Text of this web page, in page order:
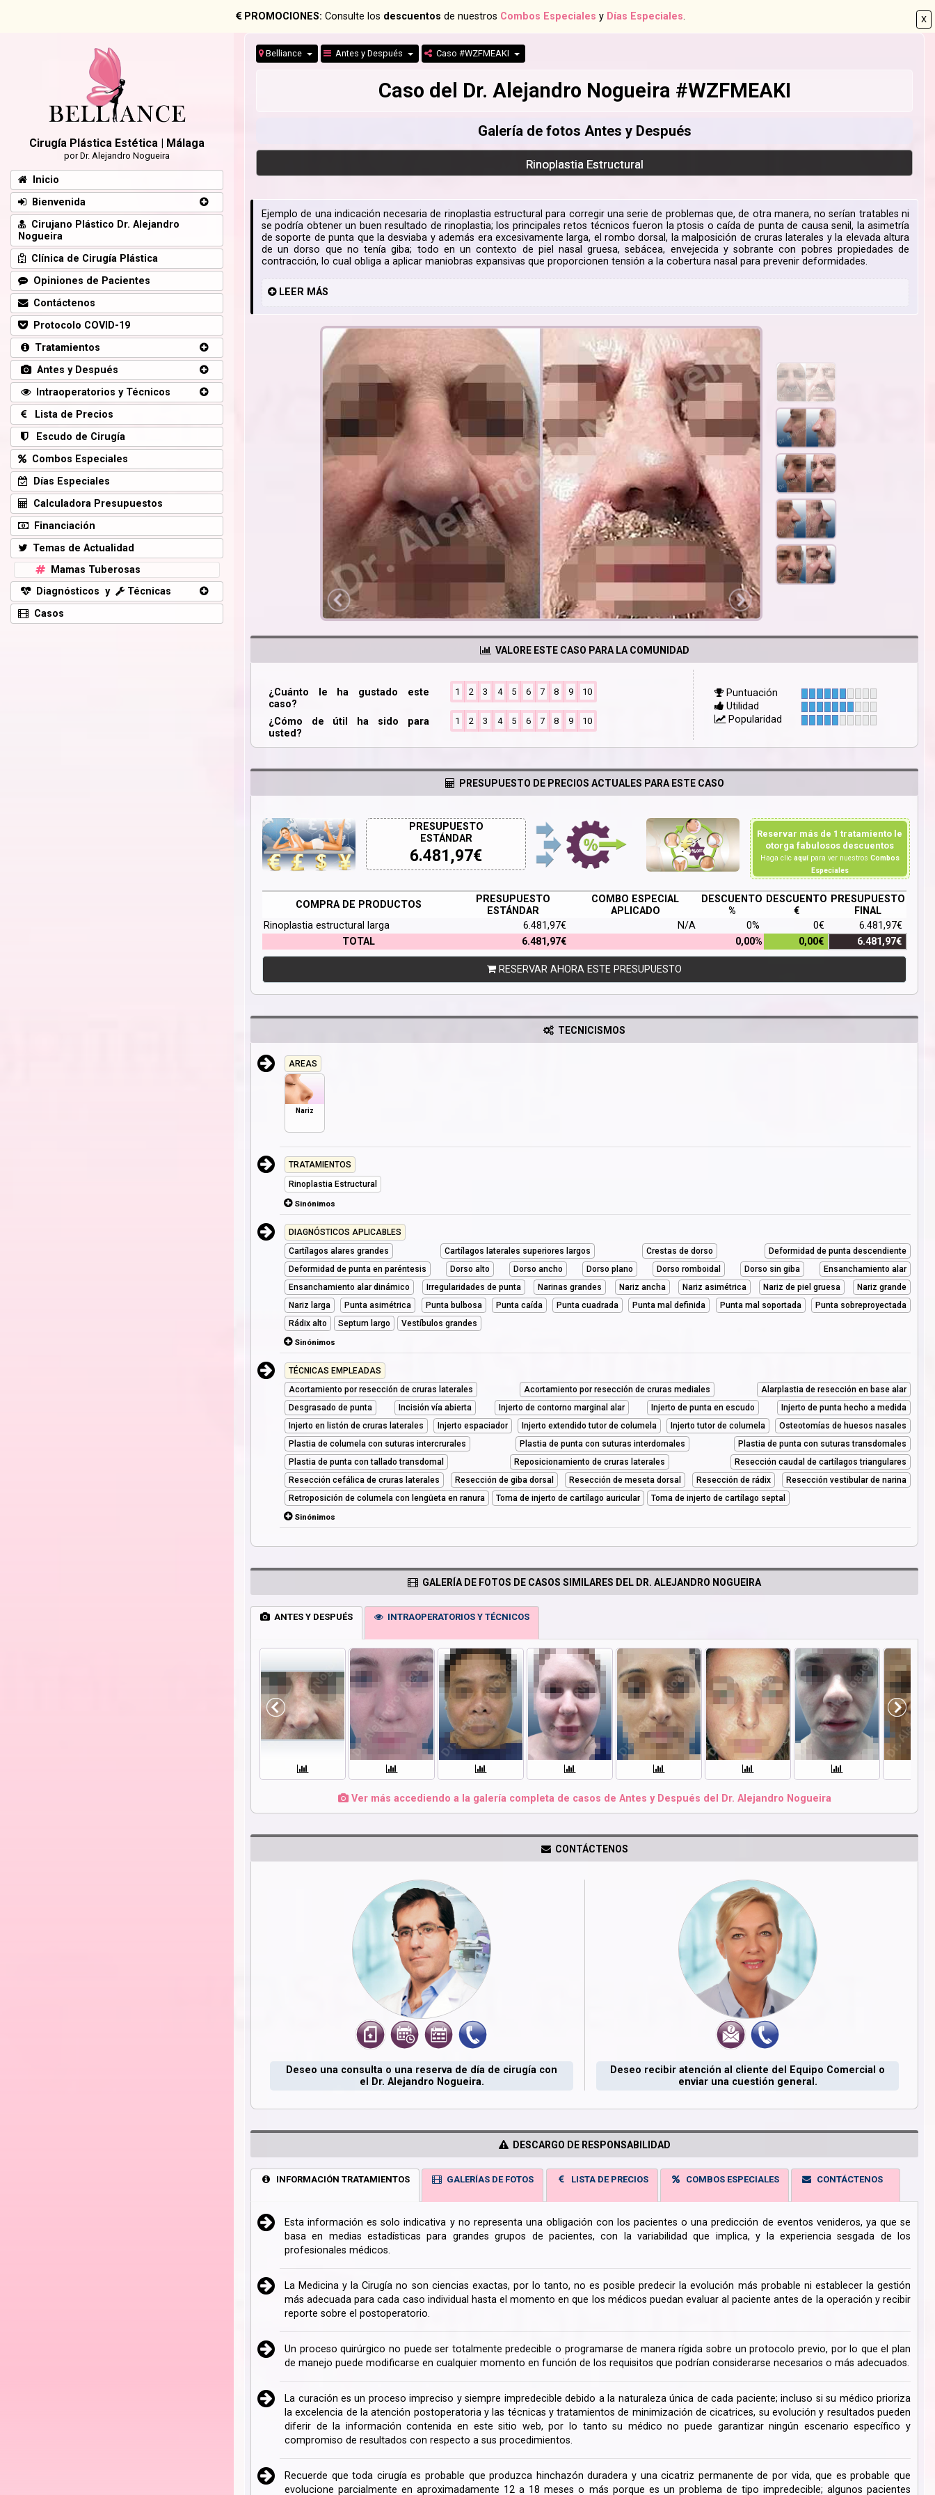
X
PROMOCIONES: Consulte los descuentos de nuestros Combos Especiales y Días Especiales.
Belliance Antes y Después Caso #WZFMEAKI
Caso del Dr. Alejandro Nogueira #WZFMEAKI
Galería de fotos Antes y Después
Rinoplastia Estructural
Ejemplo de una indicación necesaria de rinoplastia estructural para corregir una serie de problemas que, de otra manera, no serían tratables ni
se podría obtener un buen resultado de rinoplastia; los principales retos técnicos fueron la ptosis o caída de punta de causa senil, la asimetría
de soporte de punta que la desviaba y además era excesivamente larga, el rombo dorsal, la malposición de cruras laterales y la elevada altura
de un dorso que no tenía giba; todo en un contexto de piel nasal gruesa, sebácea, envejecida y sobrante con pobres propiedades de
contracción, lo cual obliga a aplicar maniobras expansivas que proporcionen tensión a la cobertura nasal para prevenir deformidades.
LEER MÁS
VALORE ESTE CASO PARA LA COMUNIDAD
¿Cuánto le ha gustado este
caso?
1 2 3 4 5 6 7 8 9 10
¿Cómo de útil ha sido para
usted?
1 2 3 4 5 6 7 8 9 10
Puntuación
Utilidad
Popularidad
PRESUPUESTO DE PRECIOS ACTUALES PARA ESTE CASO
PRESUPUESTO
ESTÁNDAR
6.481,97€
Reservar más de 1 tratamiento le
otorga fabulosos descuentos
Haga clic aquípara ver nuestros Combos
Especiales
COMPRA DE PRODUCTOS
PRESUPUESTO
ESTÁNDAR
COMBO ESPECIAL
APLICADO
DESCUENTO
%
DESCUENTO
€
PRESUPUESTO
FINAL
Rinoplastia estructural larga
6.481,97€ N/A 0% 0€
6.481,97€
TOTAL
6.481,97€ 0,00% 0,00€ 6.481,97€
RESERVAR AHORA ESTE PRESUPUESTO
TECNICISMOS
AREAS
Nariz
TRATAMIENTOS
Rinoplastia Estructural
Sinónimos
DIAGNÓSTICOS APLICABLES
Cartílagos alares grandes
Cartílagos laterales superiores largos Crestas de dorso
Deformidad de punta descendiente
Deformidad de punta en paréntesis
Dorso alto Dorso ancho Dorso plano Dorso romboidal Dorso sin giba
Ensanchamiento alar
Ensanchamiento alar dinámico
Irregularidades de punta Narinas grandes Nariz ancha Nariz asimétrica Nariz de piel gruesa
Nariz grande
Nariz larga
Punta asimétrica Punta bulbosa Punta caída Punta cuadrada Punta mal definida Punta mal soportada
Punta sobreproyectada
Rádix alto
Septum largo
Vestíbulos grandes
Sinónimos
TÉCNICAS EMPLEADAS
Acortamiento por resección de cruras laterales
Acortamiento por resección de cruras mediales
Alarplastia de resección en base alar
Desgrasado de punta
Incisión vía abierta Injerto de contorno marginal alar Injerto de punta en escudo
Injerto de punta hecho a medida
Injerto en listón de cruras laterales
Injerto espaciador Injerto extendido tutor de columela Injerto tutor de columela
Osteotomías de huesos nasales
Plastia de columela con suturas intercrurales
Plastia de punta con suturas interdomales
Plastia de punta con suturas transdomales
Plastia de punta con tallado transdomal
Reposicionamiento de cruras laterales
Resección caudal de cartílagos triangulares
Resección cefálica de cruras laterales
Resección de giba dorsal Resección de meseta dorsal Resección de rádix
Resección vestibular de narina
Retroposición de columela con lengüeta en ranura
Toma de injerto de cartílago auricular
Toma de injerto de cartílago septal
Sinónimos
GALERÍA DE FOTOS DE CASOS SIMILARES DEL DR. ALEJANDRO NOGUEIRA
ANTES Y DESPUÉS INTRAOPERATORIOS Y TÉCNICOS
Ver más accediendo a la galería completa de casos de Antes y Después del Dr. Alejandro Nogueira
CONTÁCTENOS
Deseo una consulta o una reserva de día de cirugía con
el Dr. Alejandro Nogueira.
Deseo recibir atención al cliente del Equipo Comercial o
enviar una cuestión general.
DESCARGO DE RESPONSABILIDAD
INFORMACIÓN TRATAMIENTOS GALERÍAS DE FOTOS LISTA DE PRECIOS COMBOS ESPECIALES CONTÁCTENOS
Esta información es solo indicativa y no representa una obligación con los pacientes o una predicción de eventos venideros, ya que se
basa en medias estadísticas para grandes grupos de pacientes, con la variabilidad que implica, y la experiencia sesgada de los
profesionales médicos.
La Medicina y la Cirugía no son ciencias exactas, por lo tanto, no es posible predecir la evolución más probable ni establecer la gestión
más adecuada para cada caso individual hasta el momento en que los médicos puedan evaluar al paciente antes de la operación y recibir
reporte sobre el postoperatorio.
Un proceso quirúrgico no puede ser totalmente predecible o programarse de manera rígida sobre un protocolo previo, por lo que el plan
de manejo puede modificarse en cualquier momento en función de los requisitos que podrían considerarse necesarios o más adecuados.
La curación es un proceso impreciso y siempre impredecible debido a la naturaleza única de cada paciente; incluso si su médico prioriza
la excelencia de la atención postoperatoria y las técnicas y tratamientos de minimización de cicatrices, su evolución y resultados pueden
diferir de la información contenida en este sitio web, por lo tanto su médico no puede garantizar ningún escenario específico y
compromiso de resultados con respecto a sus procedimientos.
Recuerde que toda cirugía es probable que produzca hinchazón duradera y una cicatriz permanente de por vida, que es probable que
evolucione parcialmente en aproximadamente 12 a 18 meses o más porque es un problema de tipo impredecible; algunos pacientes
Cirugía Plástica Estética | Málaga
por Dr. Alejandro Nogueira
Inicio
Bienvenida
Cirujano Plástico Dr. Alejandro
Nogueira
Clínica de Cirugía Plástica
Opiniones de Pacientes
Contáctenos
Protocolo COVID-19
Tratamientos
Antes y Después
Intraoperatorios y Técnicos
Lista de Precios
Escudo de Cirugía
Combos Especiales
Días Especiales
Calculadora Presupuestos
Financiación
Temas de Actualidad
Mamas Tuberosas
Diagnósticos y
Técnicas
Casos